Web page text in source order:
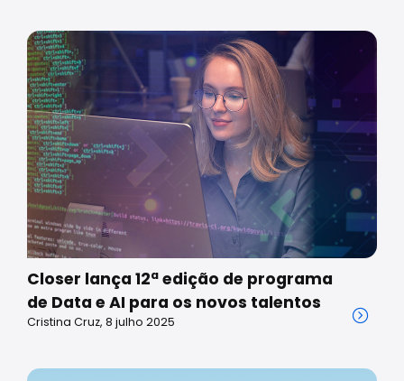
Closer lança 12ª edição de programa
de Data e AI para os novos talentos
Cristina Cruz, 8 julho 2025